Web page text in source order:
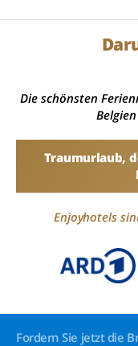
Die schönsten
Traumurlaub,
Enjoyhotels
Fordern Sie jetzt die